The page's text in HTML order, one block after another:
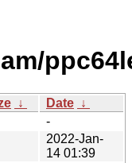
↓ Date ↓
-
2022-Jan-
14 01:39